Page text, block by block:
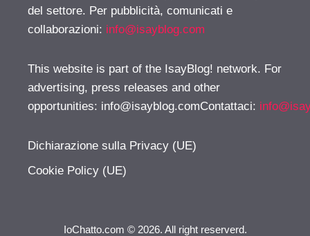
del settore. Per pubblicità, comunicati e
collaborazioni: info@isayblog.com
This website is part of the IsayBlog! network. For
advertising, press releases and other
opportunities: info@isayblog.comContattaci:
Dichiarazione sulla Privacy (UE)
Cookie Policy (UE)
IoChatto.com © 2026. All right reserverd.